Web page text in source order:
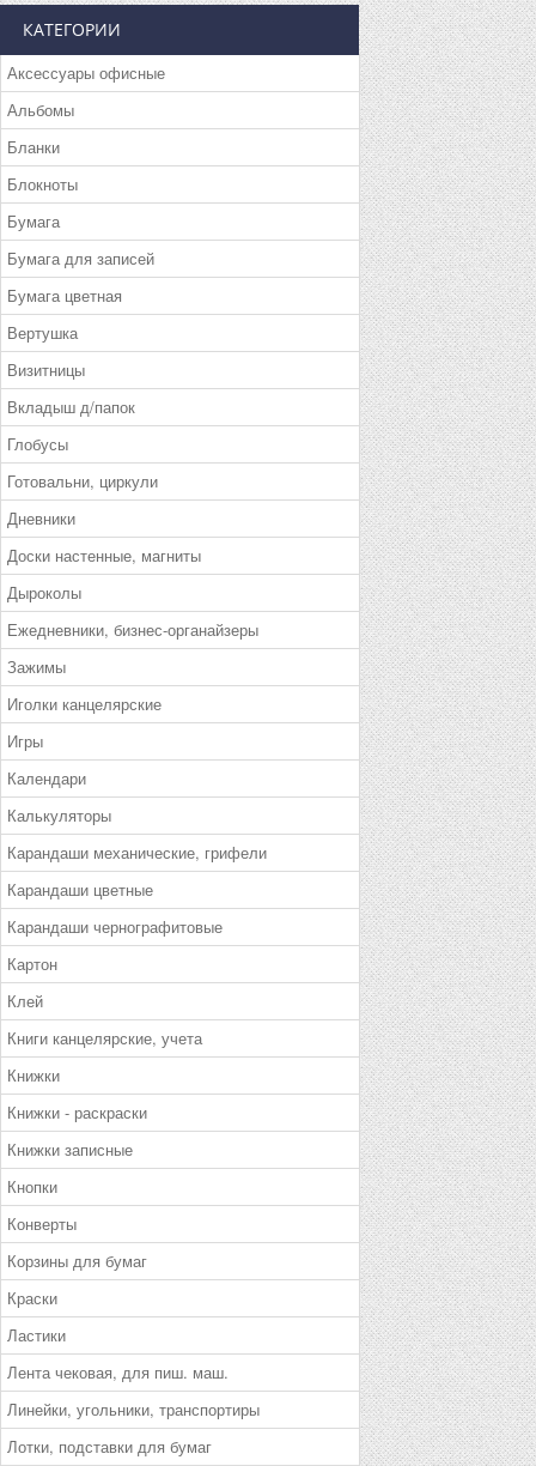
КАТЕГОРИИ
Аксессуары офисные
Альбомы
Бланки
Блокноты
Бумага
Бумага для записей
Бумага цветная
Вертушка
Визитницы
Вкладыш д/папок
Глобусы
Готовальни, циркули
Дневники
Доски настенные, магниты
Дыроколы
Ежедневники, бизнес-органайзеры
Зажимы
Иголки канцелярские
Игры
Календари
Калькуляторы
Карандаши механические, грифели
Карандаши цветные
Карандаши чернографитовые
Картон
Клей
Книги канцелярские, учета
Книжки
Книжки - раскраски
Книжки записные
Кнопки
Конверты
Корзины для бумаг
Краски
Ластики
Лента чековая, для пиш. маш.
Линейки, угольники, транспортиры
Лотки, подставки для бумаг